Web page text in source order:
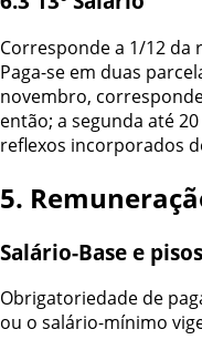
Corresponde a 1/12
Paga-se em duas
novembro,
então; a segunda até
reflexos incorporados
5.
Salário-Base e
Obrigatoriedade de
ou o salário-mínimo